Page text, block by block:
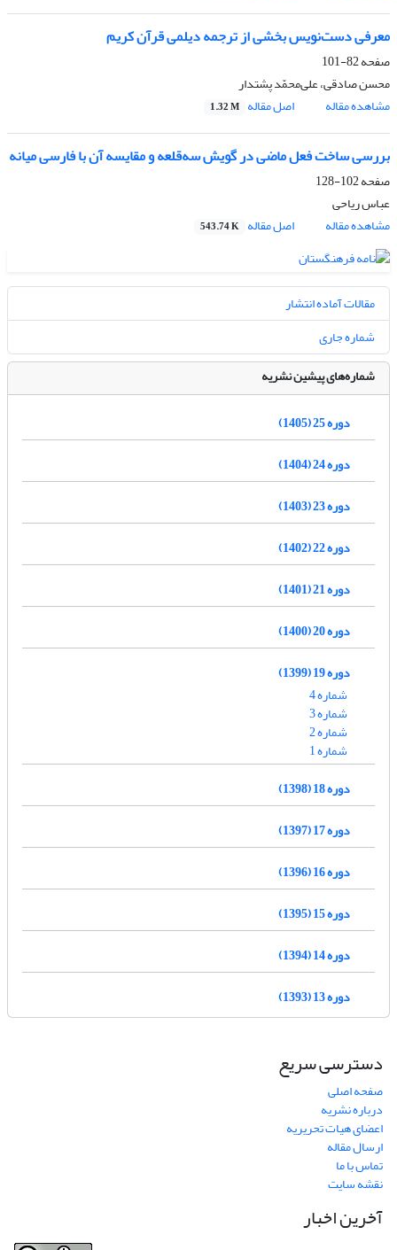
معرفی دست‌نویس بخشی از ترجمه دیلمی قرآن کریم
صفحه82-101
محسن صادقی، علی‌محمّد پشتدار
مشاهده مقاله
اصل مقاله 1.32 M
بررسی ساخت فعل ماضی در گویش سه‌قلعه و مقایسه آن با فارسی میانه
صفحه102-128
عباس ریاحی
مشاهده مقاله
اصل مقاله 543.74 K
مقالات آماده انتشار
شماره جاری
شماره‌های پیشین نشریه
دوره 25 (1405)
دوره 24 (1404)
دوره 23 (1403)
دوره 22 (1402)
دوره 21 (1401)
دوره 20 (1400)
دوره 19 (1399)
شماره 4
شماره 3
شماره 2
شماره 1
دوره 18 (1398)
دوره 17 (1397)
دوره 16 (1396)
دوره 15 (1395)
دوره 14 (1394)
دوره 13 (1393)
دسترسی سریع
صفحه اصلی
درباره نشریه
اعضای هیات تحریریه
ارسال مقاله
تماس با ما
نقشه سایت
آخرین اخبار